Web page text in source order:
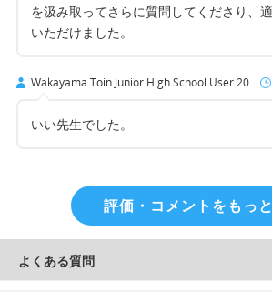
を汲み取ってさらに質問してくださり、
いただけました。
Wakayama Toin Junior High School User 20
いい先生でした。
評価・コメントをもっ
よくある質問